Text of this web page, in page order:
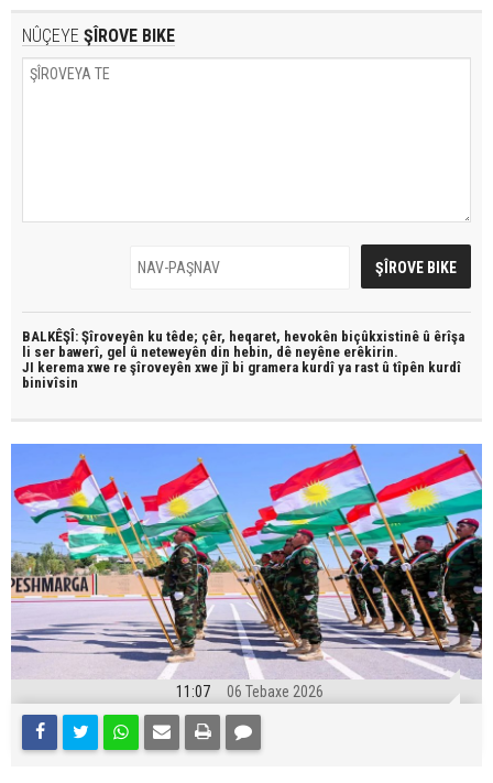
NÛÇEYE ŞÎROVE BIKE
BALKÊŞÎ: Şîroveyên ku têde; çêr, heqaret, hevokên biçûkxistinê û êrîşa
li ser bawerî, gel û neteweyên din hebin, dê neyêne erêkirin.
JI kerema xwe re şîroveyên xwe jî bi gramera kurdî ya rast û tîpên kurdî
binivîsin
11:07 06 Tebaxe 2026